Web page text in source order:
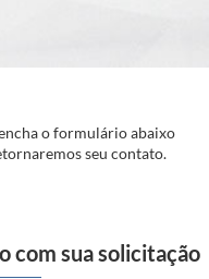
o formulário abaixo
seu contato.
com sua solicitação